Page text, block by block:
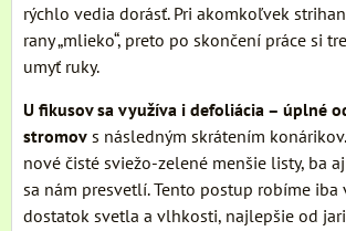
rýchlo vedia dorásť. Pri akomkoľvek
rany „mlieko“, preto po skončení práce si
umyť ruky.
U fikusov sa využíva i defoliácia – úplné
stromov s následným skrátením
nové čisté sviežo-zelené menšie listy, ba
sa nám presvetlí. Tento postup robíme iba
dostatok svetla a vlhkosti, najlepšie od